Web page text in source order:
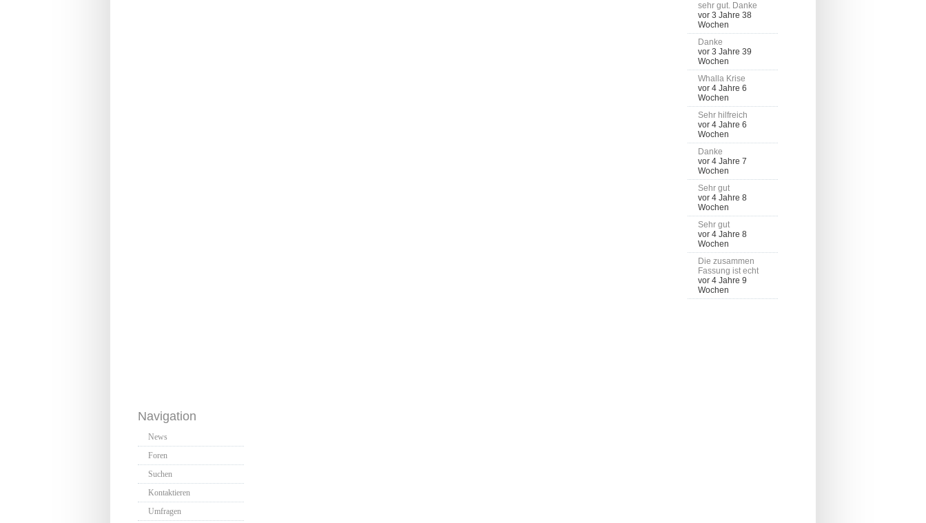
Navigation
News
Foren
Suchen
Kontaktieren
Umfragen
sehr gut. Danke
vor 3 Jahre 38
Wochen
Danke
vor 3 Jahre 39
Wochen
Whalla Krise
vor 4 Jahre 6
Wochen
Sehr hilfreich
vor 4 Jahre 6
Wochen
Danke
vor 4 Jahre 7
Wochen
Sehr gut
vor 4 Jahre 8
Wochen
Sehr gut
vor 4 Jahre 8
Wochen
Die zusammen
Fassung ist echt
vor 4 Jahre 9
Wochen